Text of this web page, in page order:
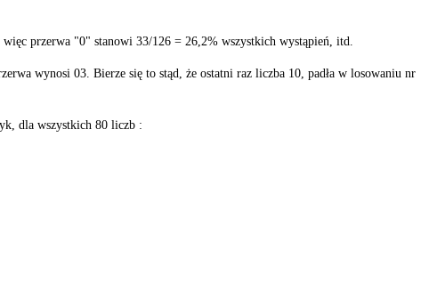
przerwa "0" stanowi 33/126 = 26,2% wszystkich wystąpień, itd.
wynosi 03. Bierze się to stąd, że ostatni raz liczba 10, padła w losowaniu nr
dla wszystkich 80 liczb :